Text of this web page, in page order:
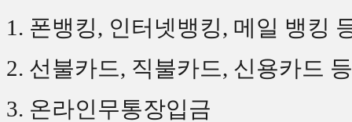
1. 폰뱅킹, 인터넷뱅킹, 메일 뱅킹
2. 선불카드, 직불카드, 신용카드
3. 온라인무통장입금